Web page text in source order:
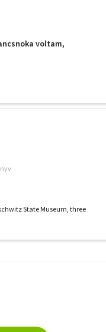
voltam,
State Museum, three
szűrők